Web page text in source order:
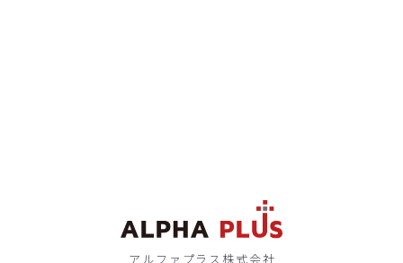
アルファプラス株式会社